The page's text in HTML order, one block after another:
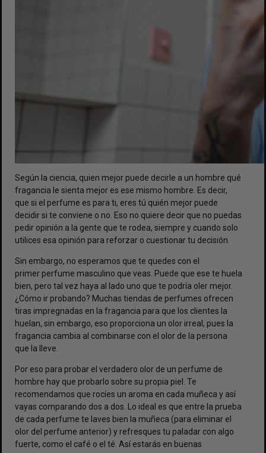
Según la ciencia, quien mejor puede decirle a un hombre qué
fragancia le sienta mejor es ese mismo hombre. Es decir,
que si el perfume es para ti, eres tú quién mejor puede
decidir si te conviene o no. Eso no quiere decir que no puedas
pedir opinión a la gente que te rodea, siempre y cuando solo
utilices esa opinión para reforzar o cuestionar tu decisión.
Sin embargo, no esperamos que te quedes con el
primer perfume masculino que veas. Puede que ese te huela
bien, pero tal vez haya al lado uno que te podría oler mejor.
¿Cómo ir probando? Muchas tiendas de perfumes ofrecen
tiras impregnadas en la fragancia para que los clientes la
huelan, sin embargo, eso proporciona un olor irreal, pues la
fragancia cambia al combinarse con el olor de la persona
que la lleve.
Por eso para probar el verdadero olor de un perfume de
hombre hay que probarlo sobre su propia piel. Te
recomendamos que rocíes un aroma en cada muñeca y así
vayas comparando dos a dos. Lo ideal es que entre la prueba
de cada perfume te laves bien la muñeca (para eliminar el
olor del perfume anterior) y refresques tu paladar con algo
fuerte, como el café o el té. Así estarás en buenas